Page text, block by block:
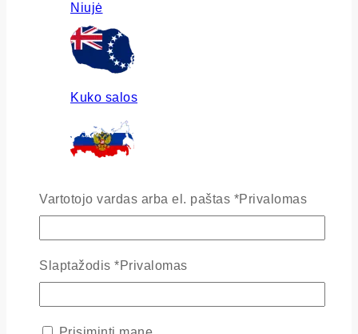
Niujė
Kuko salos
Vartotojo vardas arba el. paštas *Privalomas
Slaptažodis *Privalomas